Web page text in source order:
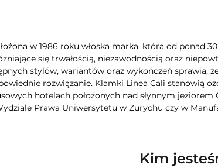
w 1986 roku włoska marka, która od ponad
się trwałością, niezawodnością oraz
stylów, wariantów oraz wykończeń sprawia,
rozwiązanie. Klamki Linea Cali stanowią
hotelach położonych nad słynnym
Prawa Uniwersytetu w Zurychu czy w
Kim